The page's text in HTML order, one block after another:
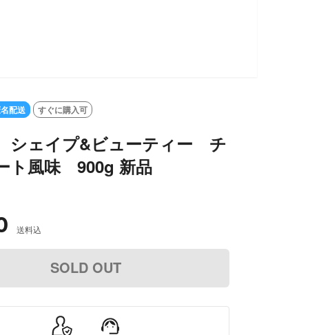
配送 すぐに購入可
ェイプ&ビューティー チ
ト風味 900g 新品
送料込
SOLD OUT